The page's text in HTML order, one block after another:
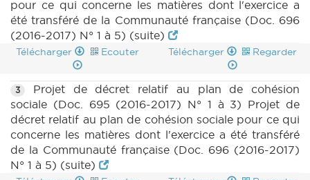
pour ce qui concerne les matières dont l'exercice a
été transféré de la Communauté française (Doc. 696
(2016-2017) N° 1 à 5) (suite)
Télécharger Ecouter Télécharger Regarder
3
Projet de décret relatif au plan de cohésion
sociale (Doc. 695 (2016-2017) N° 1 à 3) Projet de
décret relatif au plan de cohésion sociale pour ce qui
concerne les matières dont l'exercice a été transféré
de la Communauté française (Doc. 696 (2016-2017)
N° 1 à 5) (suite)